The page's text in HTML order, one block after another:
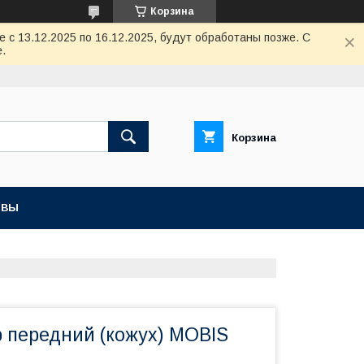
Корзина
с 13.12.2025 по 16.12.2025, будут обработаны позже. С
Корзина
(кожух) MOBIS